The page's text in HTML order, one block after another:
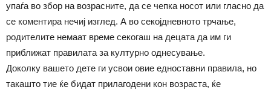
упаѓа во збор на возрасните, да се чепка носот или гласно да
се коментира нечиј изглед. А во секојдневното трчање,
родителите немаат време секогаш на децата да им ги
приближат правилата за културно однесување.
Доколку вашето дете ги усвои овие едноставни правила, но
такашто тие ќе бидат прилагодени кон возраста, ќе